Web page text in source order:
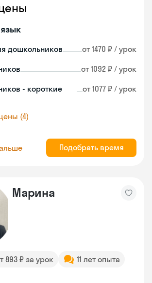
дошкольников от 1470 ₽ / урок
от 1092 ₽ / урок
- короткие
от 1077 ₽ / урок
(4)
Подобрать время
Марина
893 ₽ за урок
11 лет опыта